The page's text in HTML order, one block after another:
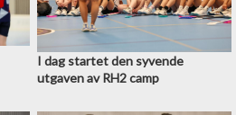
I dag startet den syvende
utgaven av RH2 camp